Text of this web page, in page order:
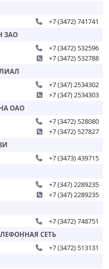
+7 (3472) 741741
ЗАО
+7 (3472) 532596
+7 (3472) 532788
+7 (347) 2534302
+7 (347) 2534303
ОАО
+7 (3472) 528080
+7 (3472) 527827
+7 (3473) 439715
+7 (347) 2289235
+7 (347) 2289235
+7 (3472) 748751
СЕТЬ
+7 (3472) 513131